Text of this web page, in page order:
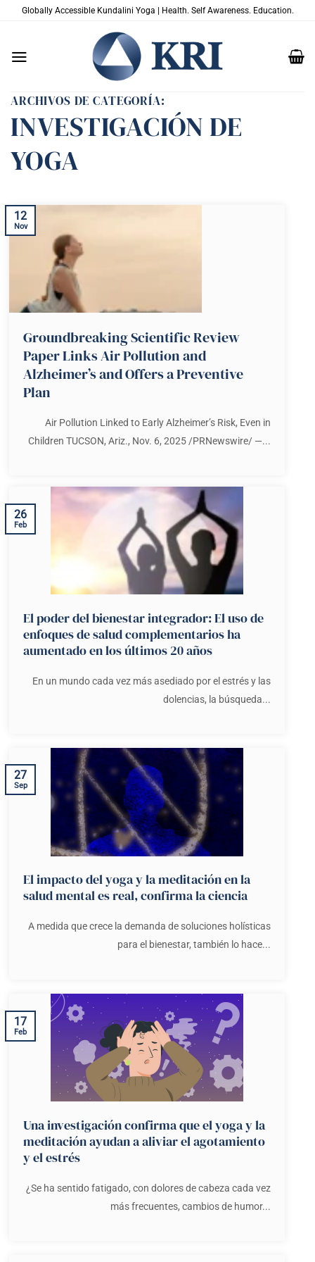
SaltarGlobally Accessible Kundalini Yoga | Health. Self Awareness. Education.
ARCHIVOS DE CATEGORÍA:
INVESTIGACIÓN DE
YOGA
Groundbreaking Scientific Review
Paper Links Air Pollution and
Alzheimer’s and Offers a Preventive
Plan
Air Pollution Linked to Early Alzheimer’s Risk, Even in
Children TUCSON, Ariz., Nov. 6, 2025 /PRNewswire/ —...
12
Nov
El poder del bienestar integrador: El uso de
enfoques de salud complementarios ha
aumentado en los últimos 20 años
En un mundo cada vez más asediado por el estrés y las
dolencias, la búsqueda...
26
Feb
El impacto del yoga y la meditación en la
salud mental es real, confirma la ciencia
A medida que crece la demanda de soluciones holísticas
para el bienestar, también lo hace...
27
Sep
Una investigación confirma que el yoga y la
meditación ayudan a aliviar el agotamiento
y el estrés
¿Se ha sentido fatigado, con dolores de cabeza cada vez
más frecuentes, cambios de humor...
17
Feb